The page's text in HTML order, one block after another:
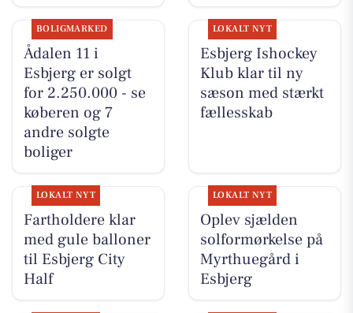
BOLIGMARKED
Ådalen 11 i
Esbjerg er solgt
for 2.250.000 - se
køberen og 7
andre solgte
boliger
LOKALT NYT
Esbjerg Ishockey
Klub klar til ny
sæson med stærkt
fællesskab
LOKALT NYT
Fartholdere klar
med gule balloner
til Esbjerg City
Half
LOKALT NYT
Oplev sjælden
solformørkelse på
Myrthuegård i
Esbjerg